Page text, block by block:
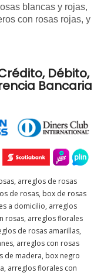
blancas y rojas,
con rosas rojas, y
Débito,
Bancaria
arreglos de rosas
de rosas, box de rosas
a domicilio, arreglos
rosas, arreglos florales
de rosas amarillas,
arreglos con rosas
de madera, box negro
arreglos florales con